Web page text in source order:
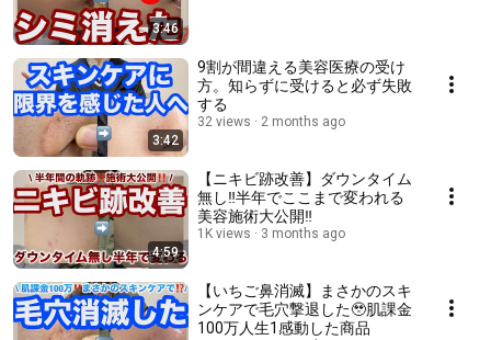
3:46
3:42
9割が間違える美容医療の受け
方。知らずに受けると必ず失敗
する
32 views 2 months ago
4:59
【ニキビ跡改善】ダウンタイム
無し‼️半年でここまで変われる
美容施術大公開‼️
1K views 3 months ago
【いちご鼻消滅】まさかのスキ
ンケアで毛穴撃退した🥹肌課金
100万人生1感動した商品